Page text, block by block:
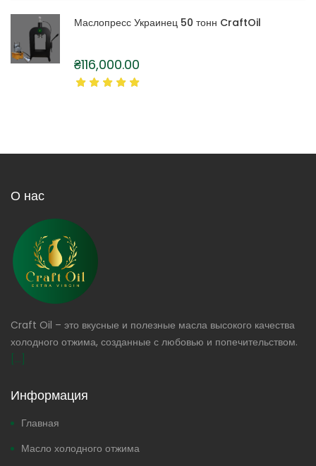
Маслопресс Украинец 50 тонн CraftOil
₴116,000.00
О нас
Craft Oil – это вкусные и полезные масла высокого качества
холодного отжима, созданные с любовью и попечительством.
[...]
Информация
Главная
Масло холодного отжима